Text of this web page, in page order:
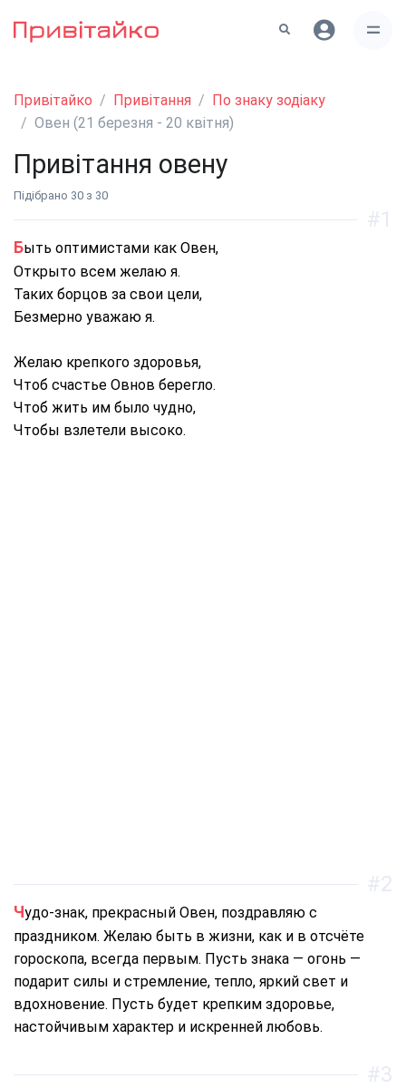
Привітайко Привітання
По знаку зодіаку
Овен (21 березня - 20 квітня)
Привітання овену
Підібрано 30 з 30
Быть оптимистами как Овен,
Открыто всем желаю я.
Таких борцов за свои цели,
Безмерно уважаю я.
Желаю крепкого здоровья,
Чтоб счастье Овнов берегло.
Чтоб жить им было чудно,
Чтобы взлетели высоко.
#1
Чудо-знак, прекрасный Овен, поздравляю с
праздником. Желаю быть в жизни, как и в отсчёте
гороскопа, всегда первым. Пусть знака — огонь —
подарит силы и стремление, тепло, яркий свет и
вдохновение. Пусть будет крепким здоровье,
настойчивым характер и искренней любовь.
#2
#3